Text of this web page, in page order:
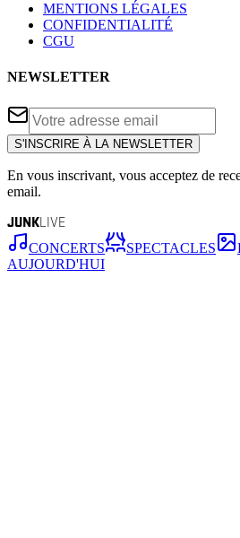
MENTIONS LÉGALES
CONFIDENTIALITÉ
CGU
NEWSLETTER
S'INSCRIRE À LA NEWSLETTER
En vous inscrivant, vous acceptez de
email.
JUNKLIVE
CONCERTS SPECTACLES
AUJOURD'HUI